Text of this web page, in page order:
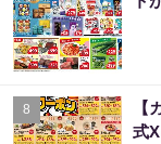
8
【
式